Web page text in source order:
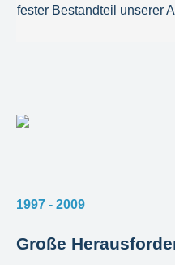
fester Bestandteil unserer
1997 - 2009
Große